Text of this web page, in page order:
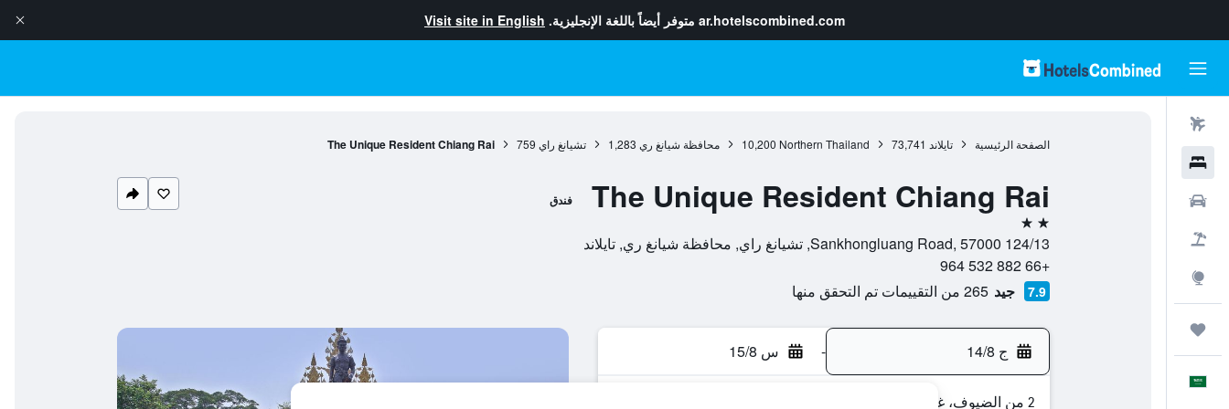
ar.hotelscombined.com متوفر أيضاً باللغة الإنجليزية. Visit site in English
الصفحة الرئيسية تايلاند 73,741
Northern Thailand
10,200 محافظة شيانغ ري 1,283 تشيانغ راي 759
The Unique Resident Chiang Rai
The Unique Resident Chiang Rai فندق
2 نجمتين
124/13 Sankhongluang Road, 57000, تشيانغ راي, محافظة شيانغ ري, تايلاند
+66 882 532 964
7.9 جيد 265 من التقييمات تم التحقق منها
ج 14/8 - س 15/8
2 من الضيوف، غرفة واحدة